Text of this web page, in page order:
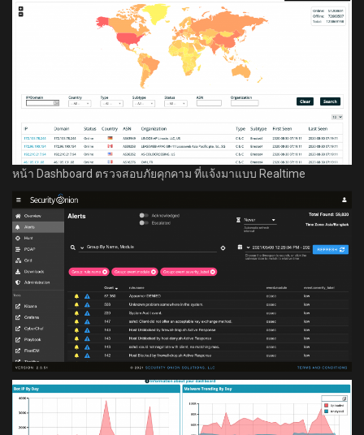
หน้า Dashboard ตรวจสอบภัยคุกคาม ที่แจ้งมาแบบ Realtime